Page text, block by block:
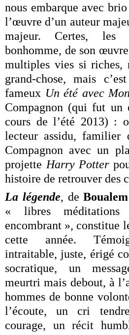
nous embarque avec
l’œuvre d’un auteur
majeur. Certes, les
bonhomme, de son
multiples vies si riches,
grand-chose, mais
fameux Un été avec
Compagnon (qui fut un
cours de l’été 2013) :
lecteur assidu, familier
Compagnon avec un
projette Harry Potter
histoire de retrouver des
La légende, de
« libres méditations
encombrant », constitue
cette année.
intraitable, juste, érigé
socratique, un
meurtri mais debout, à
hommes de bonne
l’écoute, un cri
courage, un récit